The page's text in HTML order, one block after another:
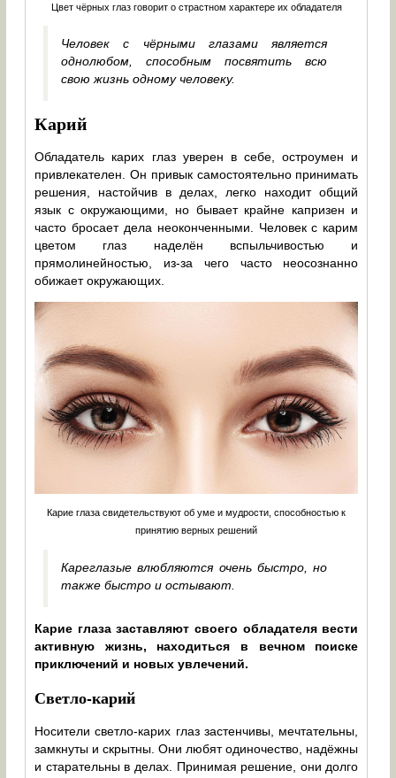
Цвет чёрных глаз говорит о страстном характере их обладателя
Человек с чёрными глазами является
однолюбом, способным посвятить всю
свою жизнь одному человеку.
Карий
Обладатель карих глаз уверен в себе, остроумен и
привлекателен. Он привык самостоятельно принимать
решения, настойчив в делах, легко находит общий
язык с окружающими, но бывает крайне капризен и
часто бросает дела неоконченными. Человек с карим
цветом глаз наделён вспыльчивостью и
прямолинейностью, из-за чего часто неосознанно
обижает окружающих.
Карие глаза свидетельствуют об уме и мудрости, способностью к
принятию верных решений
Кареглазые влюбляются очень быстро, но
также быстро и остывают.
Карие глаза заставляют своего обладателя вести
активную жизнь, находиться в вечном поиске
приключений и новых увлечений.
Светло-карий
Носители светло-карих глаз застенчивы, мечтательны,
замкнуты и скрытны. Они любят одиночество, надёжны
и старательны в делах. Принимая решение, они долго